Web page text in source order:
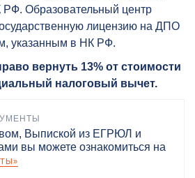
РФ. Образовательный центр
лицензию на ДПО
указанным в НК РФ.
вернуть 13% от стоимости
налоговый вычет.
Выпиской из ЕГРЮЛ и
вы можете ознакомиться на